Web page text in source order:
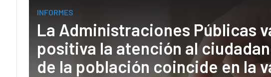
INFORMES
La Administraciones Públicas
positiva la atención al
de la población coincide en la